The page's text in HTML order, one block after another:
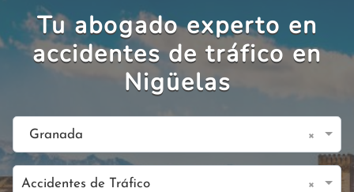
Tu abogado experto en
accidentes de tráfico en
Nigüelas
Granada ×
Accidentes de Tráfico ×